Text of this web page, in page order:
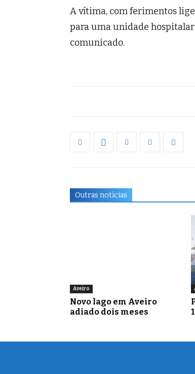
A vítima, com ferimentos
para uma unidade
comunicado.
Outras notícias
Aveiro
Novo lago em Aveiro
adiado dois meses